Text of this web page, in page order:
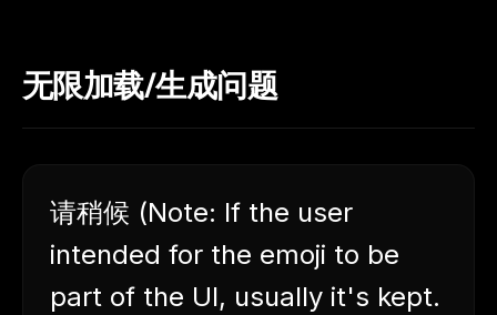
无限加载/生成问题
请稍候 (Note: If the user
intended for the emoji to be
part of the UI, usually it's kept.